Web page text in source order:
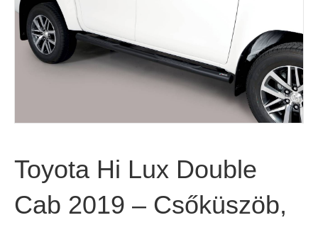
Toyota Hi Lux Double
Cab 2019 – Csőküszöb,